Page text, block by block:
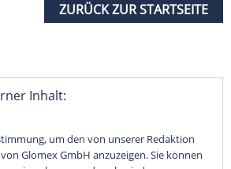
ZURÜCK ZUR STARTSEITE
Inhalt:
um den von unserer Redaktion
Glomex GmbH anzuzeigen. Sie können